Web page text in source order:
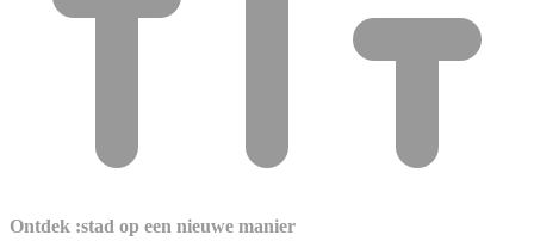
Ontdek :stad op een nieuwe manier